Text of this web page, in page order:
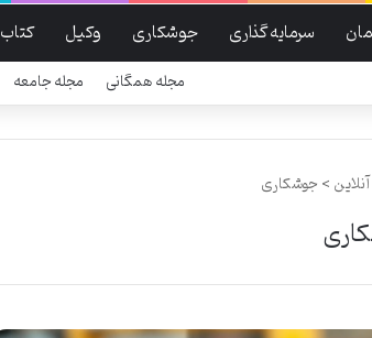
سرمایه گذاری جوشکاری وکیل کتاب
مجله همگانی مجله جامعه
>جوشکاری